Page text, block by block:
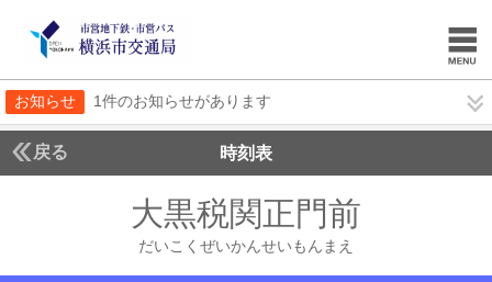
お知らせ 1件のお知らせがあります
戻る 時刻表
大黒税関正門前
だいこくぜいかんせいもんまえ